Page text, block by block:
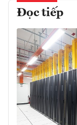
Đọc tiếp